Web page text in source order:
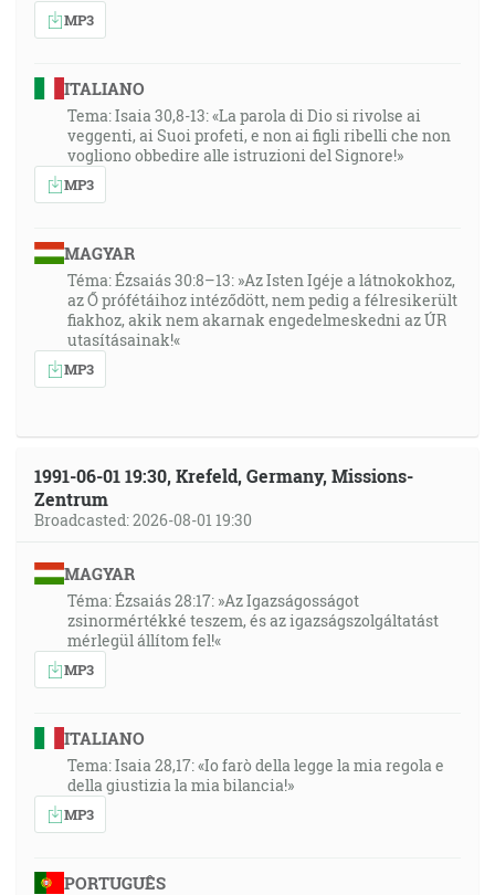
MP3
ITALIANO
Tema: Isaia 30,8-13: «La parola di Dio si rivolse ai
veggenti, ai Suoi profeti, e non ai figli ribelli che non
vogliono obbedire alle istruzioni del Signore!»
MP3
MAGYAR
Téma: Ézsaiás 30:8–13: »Az Isten Igéje a látnokokhoz,
az Ő prófétáihoz intéződött, nem pedig a félresikerült
fiakhoz, akik nem akarnak engedelmeskedni az ÚR
utasításainak!«
MP3
1991-06-01 19:30, Krefeld, Germany, Missions-
Zentrum
Broadcasted: 2026-08-01 19:30
MAGYAR
Téma: Ézsaiás 28:17: »Az Igazságosságot
zsinormértékké teszem, és az igazságszolgáltatást
mérlegül állítom fel!«
MP3
ITALIANO
Tema: Isaia 28,17: «Io farò della legge la mia regola e
della giustizia la mia bilancia!»
MP3
PORTUGUÊS